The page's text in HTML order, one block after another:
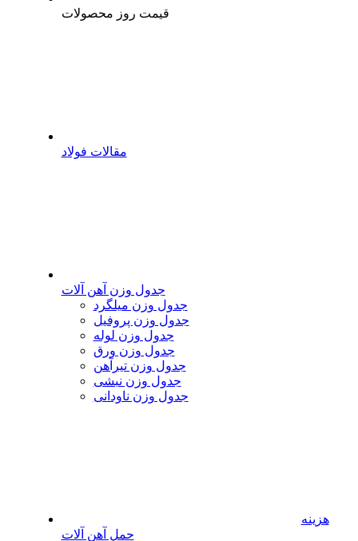
قیمت روز محصولات
مقالات فولاد
جدول وزن آهن آلات
جدول وزن میلگرد
جدول وزن پروفیل
جدول وزن لوله
جدول وزن ورق
جدول وزن تیرآهن
جدول وزن نبشی
جدول وزن ناودانی
هزینه
حمل آهن آلات